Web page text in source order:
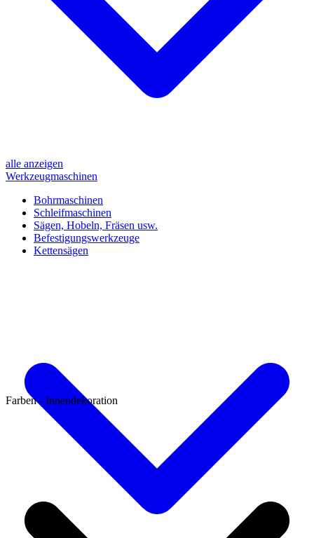
alle anzeigen
Werkzeugmaschinen
Bohrmaschinen
Schleifmaschinen
Sägen, Hobeln, Fräsen usw.
Befestigungswerkzeuge
Kettensägen
Farben - Innendekoration